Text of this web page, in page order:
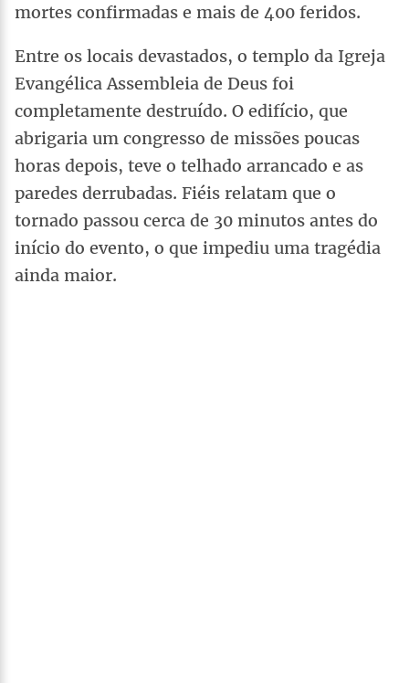
mortes confirmadas e mais de 400 feridos.
Entre os locais devastados, o templo da Igreja
Evangélica Assembleia de Deus foi
completamente destruído. O edifício, que
abrigaria um congresso de missões poucas
horas depois, teve o telhado arrancado e as
paredes derrubadas. Fiéis relatam que o
tornado passou cerca de 30 minutos antes do
início do evento, o que impediu uma tragédia
ainda maior.